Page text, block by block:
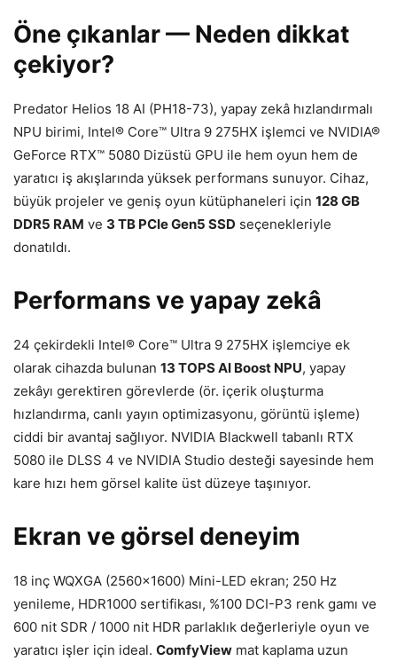
Öne çıkanlar — Neden dikkat
çekiyor?
Predator Helios 18 AI (PH18-73), yapay zekâ hızlandırmalı
NPU birimi, Intel® Core™ Ultra 9 275HX işlemci ve NVIDIA®
GeForce RTX™ 5080 Dizüstü GPU ile hem oyun hem de
yaratıcı iş akışlarında yüksek performans sunuyor. Cihaz,
büyük projeler ve geniş oyun kütüphaneleri için 128 GB
DDR5 RAM ve 3 TB PCIe Gen5 SSD seçenekleriyle
donatıldı.
Performans ve yapay zekâ
24 çekirdekli Intel® Core™ Ultra 9 275HX işlemciye ek
olarak cihazda bulunan 13 TOPS AI Boost NPU, yapay
zekâyı gerektiren görevlerde (ör. içerik oluşturma
hızlandırma, canlı yayın optimizasyonu, görüntü işleme)
ciddi bir avantaj sağlıyor. NVIDIA Blackwell tabanlı RTX
5080 ile DLSS 4 ve NVIDIA Studio desteği sayesinde hem
kare hızı hem görsel kalite üst düzeye taşınıyor.
Ekran ve görsel deneyim
18 inç WQXGA (2560×1600) Mini-LED ekran; 250 Hz
yenileme, HDR1000 sertifikası, %100 DCI-P3 renk gamı ve
600 nit SDR / 1000 nit HDR parlaklık değerleriyle oyun ve
yaratıcı işler için ideal. ComfyView mat kaplama uzun